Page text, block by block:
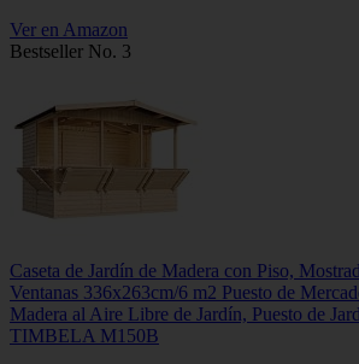
Ver en Amazon
Bestseller No. 3
Caseta de Jardín de Madera con Piso,
Ventanas 336x263cm/6 m2 Puesto de
Madera al Aire Libre de Jardín, Puesto de
TIMBELA M150B